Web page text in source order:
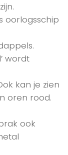
oorlogsschip
wordt
kan je zien
oren rood.
ook